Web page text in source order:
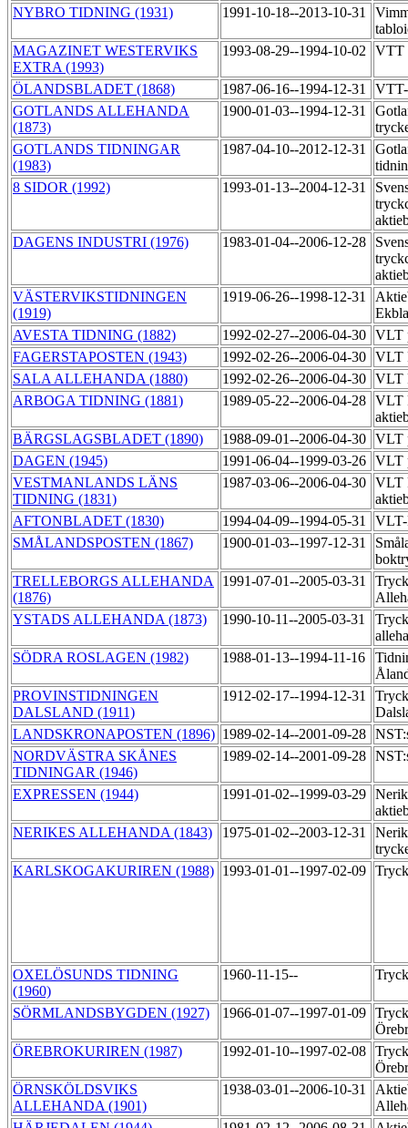
NYBRO TIDNING (1931)
1991-10-18--2013-10-31
MAGAZINET WESTERVIKS
EXTRA (1993)
1993-08-29--1994-10-02 VTT
ÖLANDSBLADET (1868) 1987-06-16--1994-12-31
GOTLANDS ALLEHANDA
(1873)
1900-01-03--1994-12-31
GOTLANDS TIDNINGAR
(1983)
1987-04-10--2012-12-31
8 SIDOR (1992)
1993-01-13--2004-12-31
DAGENS INDUSTRI (1976)
1983-01-04--2006-12-28
VÄSTERVIKSTIDNINGEN
(1919)
1919-06-26--1998-12-31
AVESTA TIDNING (1882)
1992-02-27--2006-04-30 VLT
FAGERSTAPOSTEN (1943)
1992-02-26--2006-04-30 VLT
SALA ALLEHANDA (1880)
1992-02-26--2006-04-30 VLT
ARBOGA TIDNING (1881)
1989-05-22--2006-04-28 VLT
BÄRGSLAGSBLADET (1890)
1988-09-01--2006-04-30 VLT
DAGEN (1945)
1991-06-04--1999-03-26 VLT
VESTMANLANDS LÄNS
TIDNING (1831)
1987-03-06--2006-04-30 VLT
AFTONBLADET (1830)
1994-04-09--1994-05-31
SMÅLANDSPOSTEN (1867)
1900-01-03--1997-12-31
TRELLEBORGS ALLEHANDA
(1876)
1991-07-01--2005-03-31
YSTADS ALLEHANDA (1873)
1990-10-11--2005-03-31
SÖDRA ROSLAGEN (1982)
1988-01-13--1994-11-16
PROVINSTIDNINGEN
DALSLAND (1911)
1912-02-17--1994-12-31
LANDSKRONAPOSTEN (1896) 1989-02-14--2001-09-28
NORDVÄSTRA SKÅNES
TIDNINGAR (1946)
1989-02-14--2001-09-28
EXPRESSEN (1944) 1991-01-02--1999-03-29
NERIKES ALLEHANDA (1843)
1975-01-02--2003-12-31
KARLSKOGAKURIREN (1988) 1993-01-01--1997-02-09
OXELÖSUNDS TIDNING
(1960)
1960-11-15--
SÖRMLANDSBYGDEN (1927) 1966-01-07--1997-01-09
ÖREBROKURIREN (1987)
1992-01-10--1997-02-08
ÖRNSKÖLDSVIKS
ALLEHANDA (1901)
1938-03-01--2006-10-31